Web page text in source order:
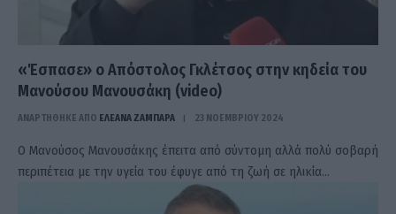
«Έσπασε» ο Απόστολος Γκλέτσος στην κηδεία του
Μανούσου Μανουσάκη (video)
ΑΝΑΡΤΗΘΗΚΕ ΑΠΟ ΕΛΕΑΝΑ ΖΑΜΠΑΡΑ 23 ΝΟΕΜΒΡΊΟΥ 2024
O Μανούσος Μανουσάκης έπειτα από σύντομη αλλά πολύ σοβαρή
περιπέτεια με την υγεία του έφυγε από τη ζωή σε ηλικία…